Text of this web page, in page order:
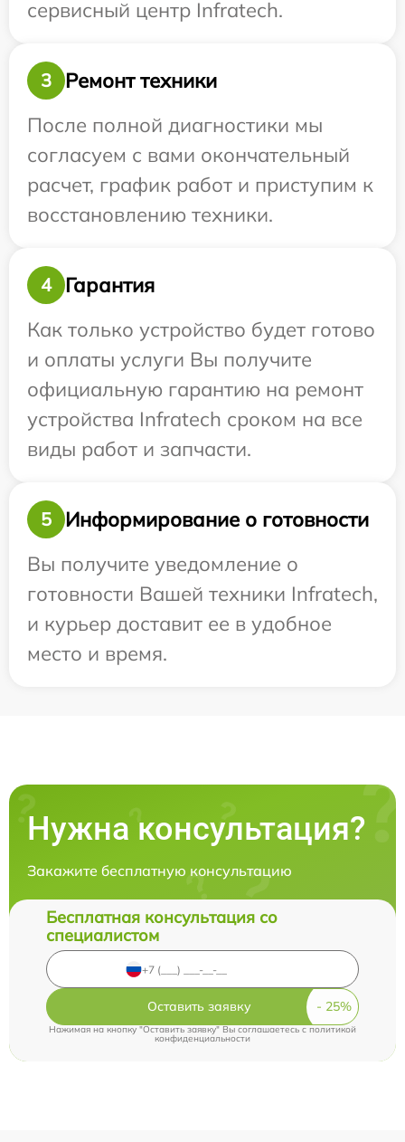
сервисный центр Infratech.
3
Ремонт техники
После полной диагностики мы
согласуем с вами окончательный
расчет, график работ и приступим к
восстановлению техники.
4
Гарантия
Как только устройство будет готово
и оплаты услуги Вы получите
официальную гарантию на ремонт
устройства Infratech сроком на все
виды работ и запчасти.
5
Информирование о готовности
Вы получите уведомление о
готовности Вашей техники Infratech,
и курьер доставит ее в удобное
место и время.
Нужна консультация?
Закажите бесплатную консультацию
Бесплатная консультация со
специалистом
Оставить заявку
Нажимая на кнопку "Оставить заявку" Вы соглашаетесь cполитикой
конфиденциальности